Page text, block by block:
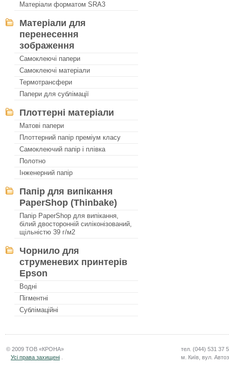
Матеріали форматом SRA3
Матеріали для
перенесення
зображення
Самоклеючі папери
Самоклеючі матеріали
Термотрансфери
Папери для сублімації
Плоттерні матеріали
Матові папери
Плоттерний папір преміум класу
Самоклеючий папір і плівка
Полотно
Інженерний папір
Папір для випікання
PaperShop (Thinbake)
Папір PaperShop для випікання,
білий двосторонній силіконізований,
щільністю 39 г/м2
Чорнило для
струменевих принтерів
Epson
Водні
Пігментні
Сублімаційні
© 2009 ТОВ «КРОНА»
Усі права захищені
тел. (044) 531 37
м. Київ, вул.